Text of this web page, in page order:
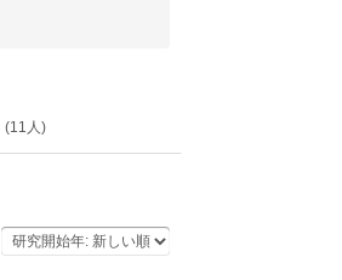
(11 人)